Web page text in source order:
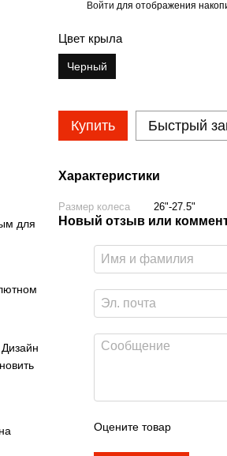
для
Войти для отображения
Цвет крыла
Черный
Купить Быстрый
Характеристики
Размер колеса 26"-27.5"
Новый отзыв или
Оцените товар